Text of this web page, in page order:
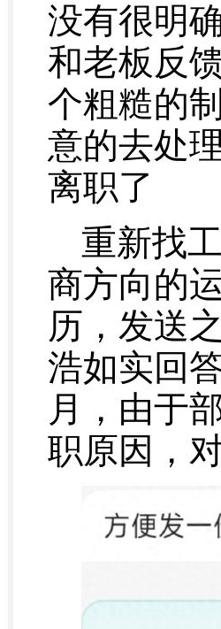
没有很明
和老板反
个粗糙的
意的去处
离职了
重新找
商方向的
历，发送
浩如实回
月，由于
职原因，